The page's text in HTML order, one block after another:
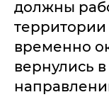
должны
территории
временно
вернулись